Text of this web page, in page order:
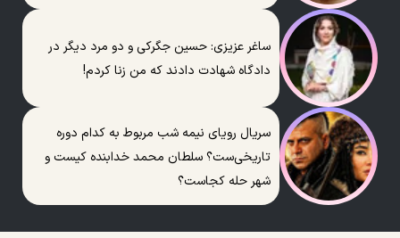
ساغر عزیزی: حسین جگرکی و دو مرد دیگر در
دادگاه شهادت دادند که من زنا کردم!
سریال رویای نیمه شب مربوط به کدام دوره
تاریخی‌ست؟ سلطان محمد خدابنده کیست و
شهر حله کجاست؟